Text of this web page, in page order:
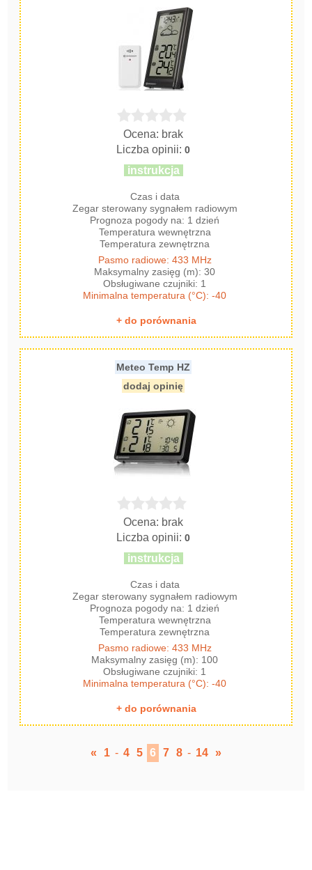
Ocena: brak
Liczba opinii:0
instrukcja
Czas i data
Zegar sterowany sygnałem radiowym
Prognoza pogody na: 1 dzień
Temperatura wewnętrzna
Temperatura zewnętrzna
Pasmo radiowe: 433 MHz
Maksymalny zasięg (m): 30
Obsługiwane czujniki: 1
Minimalna temperatura (°C): -40
+ do porównania
Meteo Temp HZ
dodaj opinię
Ocena: brak
Liczba opinii:0
instrukcja
Czas i data
Zegar sterowany sygnałem radiowym
Prognoza pogody na: 1 dzień
Temperatura wewnętrzna
Temperatura zewnętrzna
Pasmo radiowe: 433 MHz
Maksymalny zasięg (m): 100
Obsługiwane czujniki: 1
Minimalna temperatura (°C): -40
+ do porównania
« 1 - 4 5 6 7 8 - 14 »